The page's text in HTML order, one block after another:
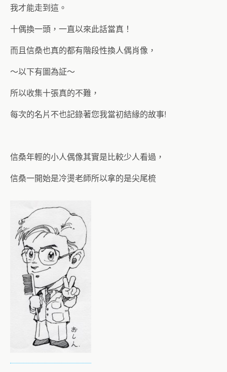
我才能走到這。
十偶換一頭，一直以來此話當真！
而且信桑也真的都有階段性換人偶肖像，
～以下有圖為証～
所以收集十張真的不難，
每次的名片不也記錄著您我當初結緣的故事!
信桑年輕的小人偶像其實是比較少人看過，
信桑一開始是冷燙老師所以拿的是尖尾梳